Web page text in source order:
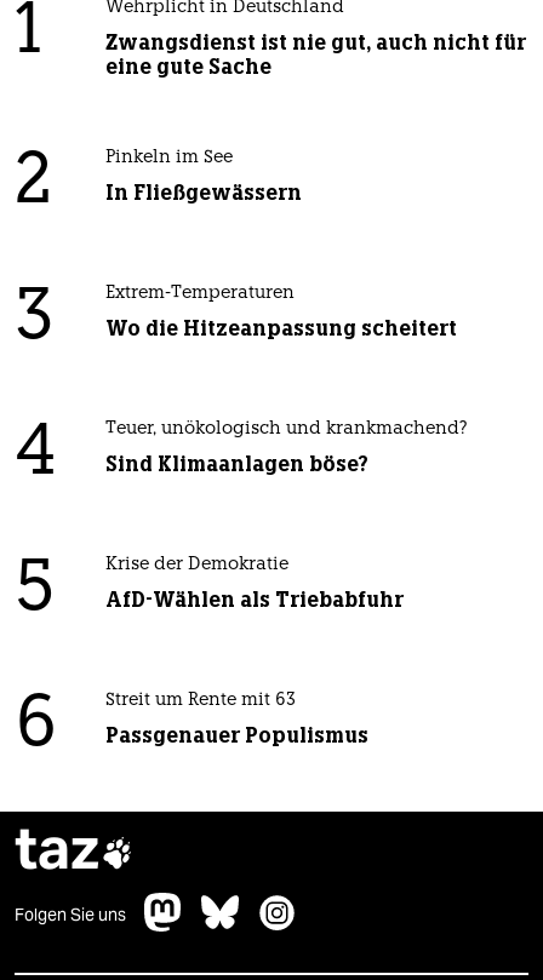
1 Wehrplicht in Deutschland
Zwangsdienst ist nie gut, auch nicht für
eine gute Sache
2 Pinkeln im See
In Fließgewässern
3 Extrem-Temperaturen
Wo die Hitzeanpassung scheitert
4 Teuer, unökologisch und krankmachend?
Sind Klimaanlagen böse?
5 Krise der Demokratie
AfD-Wählen als Triebabfuhr
6 Streit um Rente mit 63
Passgenauer Populismus
taz
Folgen Sie uns